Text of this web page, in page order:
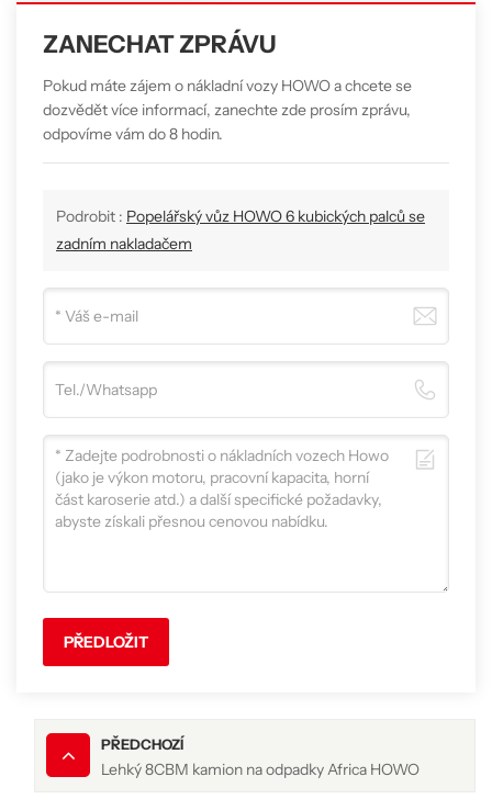
ZANECHAT ZPRÁVU
Pokud máte zájem o nákladní vozy HOWO a chcete se
dozvědět více informací, zanechte zde prosím zprávu,
odpovíme vám do 8 hodin.
Podrobit : Popelářský vůz HOWO 6 kubických palců se
zadním nakladačem
PŘEDLOŽIT
PŘEDCHOZÍ
Lehký 8CBM kamion na odpadky Africa HOWO